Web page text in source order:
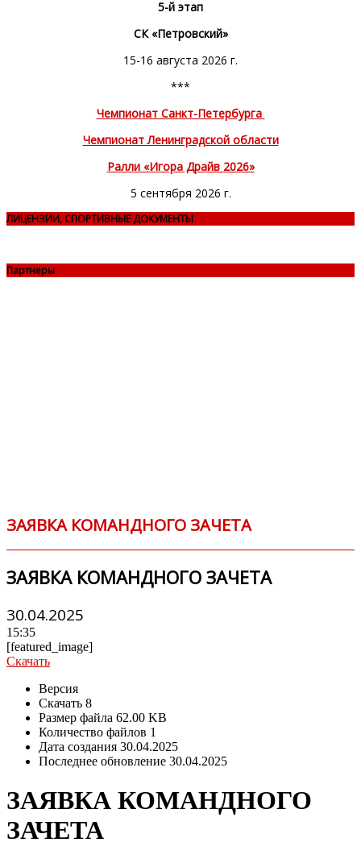
5-й этап
СК «Петровский»
15-16 августа 2026 г.
***
Чемпионат Санкт-Петербурга
Чемпионат Ленинградской области
Ралли «Игора Драйв 2026»
5 сентября 2026 г.
ЛИЦЕНЗИИ, СПОРТИВНЫЕ ДОКУМЕНТЫ
Партнеры
ЗАЯВКА КОМАНДНОГО ЗАЧЕТА
ЗАЯВКА КОМАНДНОГО ЗАЧЕТА
30.04.2025
15:35
[featured_image]
Скачать
Версия
Скачать 8
Размер файла 62.00 KB
Количество файлов 1
Дата создания 30.04.2025
Последнее обновление 30.04.2025
ЗАЯВКА КОМАНДНОГО
ЗАЧЕТА